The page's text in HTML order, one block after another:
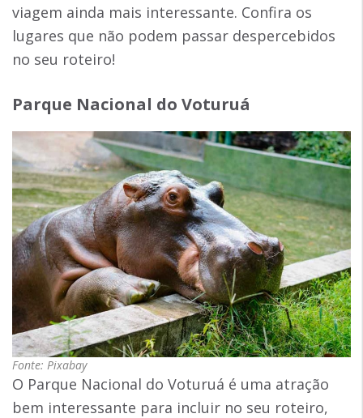
viagem ainda mais interessante. Confira os
lugares que não podem passar despercebidos
no seu roteiro!
Parque Nacional do Voturuá
Fonte: Pixabay
O Parque Nacional do Voturuá é uma atração
bem interessante para incluir no seu roteiro,